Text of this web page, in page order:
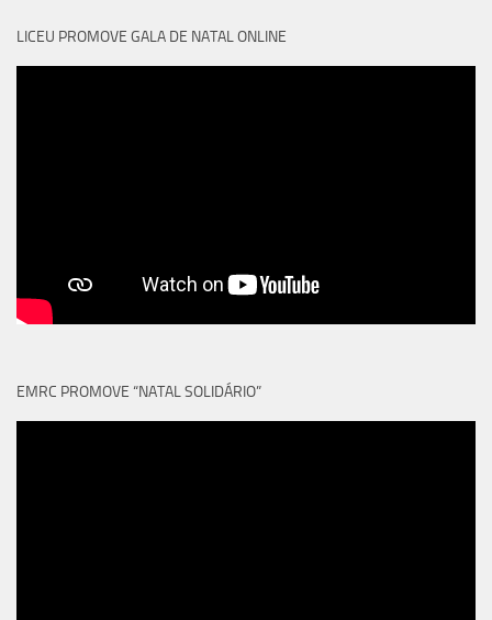
LICEU PROMOVE GALA DE NATAL ONLINE
EMRC PROMOVE “NATAL SOLIDÁRIO”